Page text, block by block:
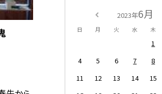
2023年6月
日 月 火 水 木
1
4
5 6 7 8
11
12 13 14 15